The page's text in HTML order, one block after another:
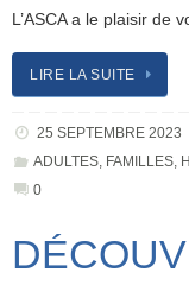
L’ASCA a le plaisir
LIRE LA SUITE
25 SEPTEMBRE 2023
ADULTES, FAMILLES,
0